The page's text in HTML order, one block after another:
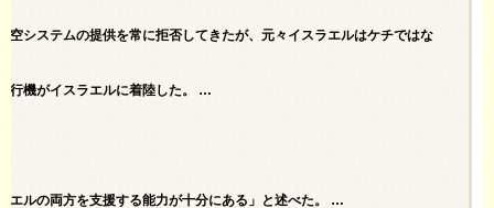
システムの提供を常に拒否してきたが、元々イスラエルはケチではな
行機がイスラエルに着陸した。 …
エルの両方を支援する能力が十分にある」と述べた。 …